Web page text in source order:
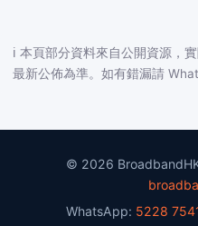
ℹ️ 本頁部分資料來自公開資源，
最新公佈為準。如有錯漏請
© 2026 BroadbandHK
WhatsApp: 5228